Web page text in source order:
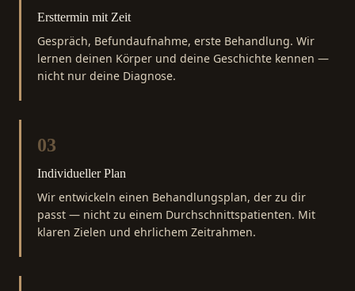
Ersttermin mit Zeit
Gespräch, Befundaufnahme, erste Behandlung. Wir
lernen deinen Körper und deine Geschichte kennen —
nicht nur deine Diagnose.
03
Individueller Plan
Wir entwickeln einen Behandlungsplan, der zu dir
passt — nicht zu einem Durchschnittspatienten. Mit
klaren Zielen und ehrlichem Zeitrahmen.